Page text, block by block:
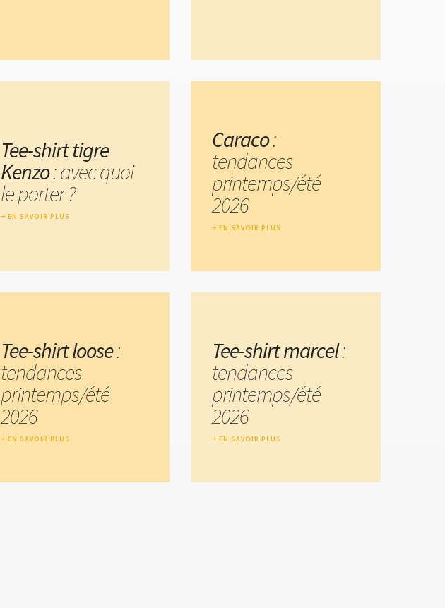
Tee-shirt tigre
Kenzo: avec quoi
le porter ?
EN SAVOIR PLUS
Caraco:
tendances
printemps/été
2026
EN SAVOIR PLUS
Tee-shirt loose:
tendances
printemps/été
2026
EN SAVOIR PLUS
Tee-shirt marcel:
tendances
printemps/été
2026
EN SAVOIR PLUS